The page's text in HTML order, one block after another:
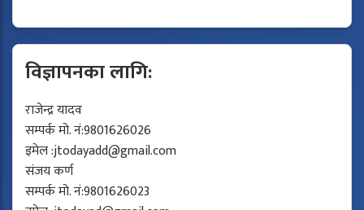
विज्ञापनका लागि:
राजेन्द्र यादव
सम्पर्क मो. नं:9801626026
इमेल :jtodayadd@gmail.com
संजय कर्ण
सम्पर्क मो. नं:9801626023